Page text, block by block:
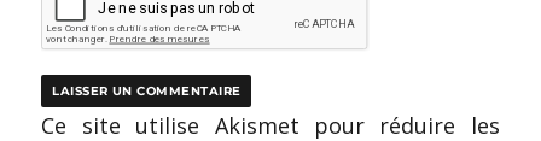
Ce site utilise Akismet pour réduire les